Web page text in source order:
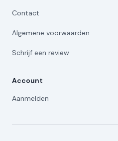
Contact
Algemene voorwaarden
Schrijf een review
Account
Aanmelden